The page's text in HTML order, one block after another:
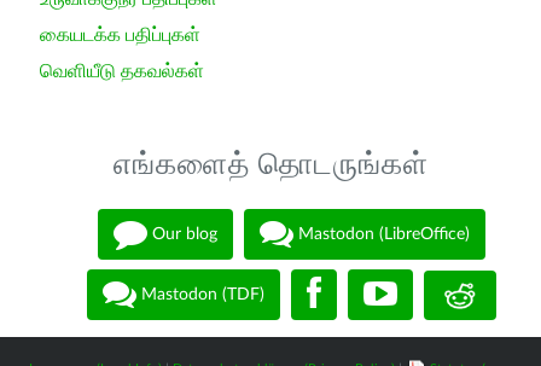
கையடக்க பதிப்புகள்
வெளியீடு தகவல்கள்
எங்களைத் தொடருங்கள்
Our blog Mastodon (LibreOffice)
Mastodon (TDF)